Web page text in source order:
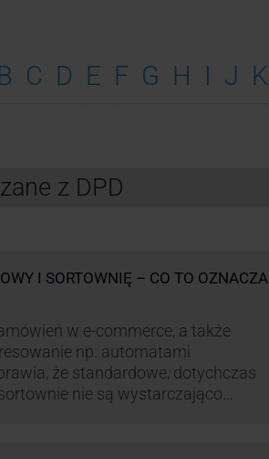
B C D E F G H I J K
z DPD
I SORTOWNIĘ – CO TO OZNACZA
w e-commerce, a także
np. automatami
że standardowe, dotychczas
nie są wystarczająco